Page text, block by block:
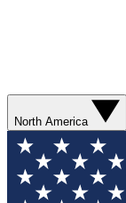
North America